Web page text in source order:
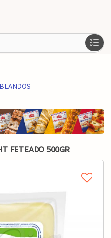
FETEADO 500GR